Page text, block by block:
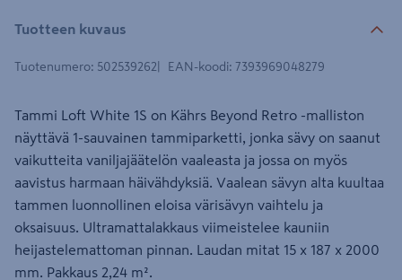
Tuotteen kuvaus
Tuotenumero: 502539262 EAN-koodi: 7393969048279
Tammi Loft White 1S on Kährs Beyond Retro -malliston
näyttävä 1-sauvainen tammiparketti, jonka sävy on saanut
vaikutteita vaniljajäätelön vaaleasta ja jossa on myös
aavistus harmaan häivähdyksiä. Vaalean sävyn alta kuultaa
tammen luonnollinen eloisa värisävyn vaihtelu ja
oksaisuus. Ultramattalakkaus viimeistelee kauniin
heijastelemattoman pinnan. Laudan mitat 15 x 187 x 2000
mm. Pakkaus 2,24 m².